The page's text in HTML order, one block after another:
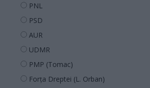
PNL
PSD
AUR
UDMR
PMP (Tomac)
Forța Dreptei (L. Orban)